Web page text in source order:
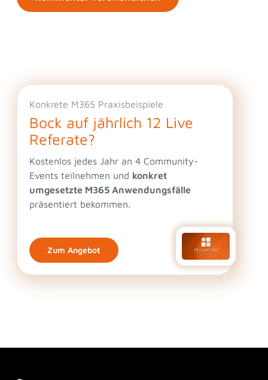
Konkrete M365 Praxisbeispiele
Bock auf jährlich 12 Live
Referate?
Kostenlos jedes Jahr an 4 Community-
Events teilnehmen und konkret
umgesetzte M365 Anwendungsfälle
präsentiert bekommen.
Zum Angebot